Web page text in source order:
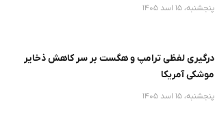
پنجشنبه، 15 اسد 1405
درگیری لفظی ترامپ و هگست بر سر کاهش ذخایر
موشکی آمریکا
پنجشنبه، 15 اسد 1405